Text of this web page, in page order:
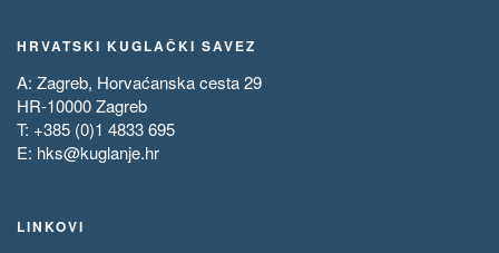
HRVATSKI KUGLAČKI SAVEZ
A: Zagreb, Horvaćanska cesta 29
HR-10000 Zagreb
T: +385 (0)1 4833 695
E: hks@kuglanje.hr
LINKOVI